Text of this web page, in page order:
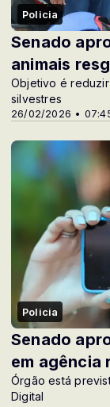
Policia
26/02/2026 •
Senado
animais
Objetivo é
silvestres
Policia
Senado
em agência
Órgão está
Digital